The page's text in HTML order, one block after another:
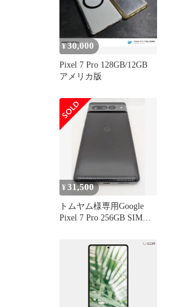
¥30,000
Pixel 7 Pro 128GB/12GB
アメリカ版
¥31,500
トムヤム様専用Google
Pixel 7 Pro 256GB SIMフ